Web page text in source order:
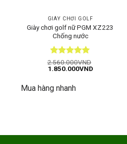
GIÀY CHƠI GOLF
Giày chơi golf nữ PGM XZ223
Chống nước
Được xếp
hạng55
2.560.000VND
Giá
2.560.000VND.
1.850.000VNDGiá
Mua hàng nhanh